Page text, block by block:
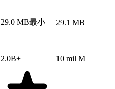
29.0 MB最小 29.1 MB
2.0B+ 10 mil M